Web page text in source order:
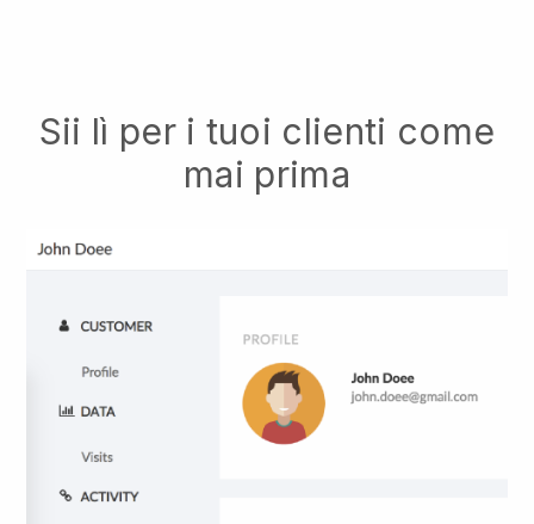
Sii lì per i tuoi clienti come
mai prima